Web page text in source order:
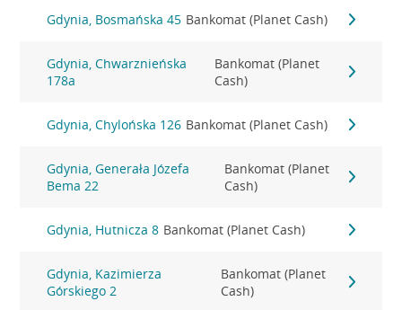
Gdynia, Bosmańska 45 Bankomat (Planet Cash)
Gdynia, Chwarznieńska
178a
Bankomat (Planet
Cash)
Gdynia, Chylońska 126 Bankomat (Planet Cash)
Gdynia, Generała Józefa
Bema 22
Bankomat (Planet
Cash)
Gdynia, Hutnicza 8 Bankomat (Planet Cash)
Gdynia, Kazimierza
Górskiego 2
Bankomat (Planet
Cash)